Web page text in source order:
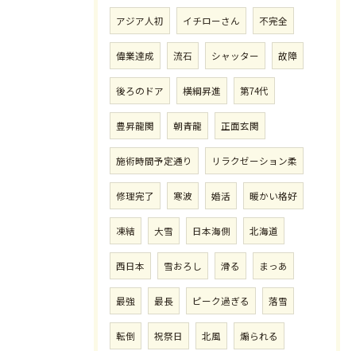
アジア人初 イチローさん 不完全
偉業達成 流石 シャッター 故障
後ろのドア 横綱昇進 第74代
豊昇龍関 朝青龍 正面玄関
施術時間予定通り リラクゼーション柔
修理完了 寒波 婚活 暖かい格好
凍結 大雪 日本海側 北海道
西日本 雪おろし 滑る まっあ
最強 最長 ピーク過ぎる 落雪
転倒 祝祭日 北風 煽られる